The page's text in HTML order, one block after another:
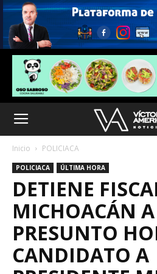
Inicio POLICIACA
POLICIACA ÚLTIMA HORA
DETIENE
MICHOACÁN A
PRESUNTO
CANDIDATO A